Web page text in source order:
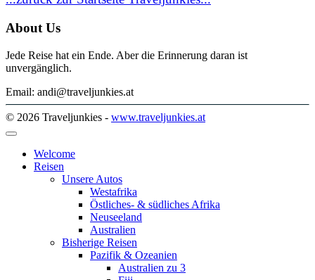
About Us
Jede Reise hat ein Ende. Aber die Erinnerung daran ist
unvergänglich.
Email: andi@traveljunkies.at
© 2026 Traveljunkies - www.traveljunkies.at
Welcome
Reisen
Unsere Autos
Westafrika
Östliches- & südliches Afrika
Neuseeland
Australien
Bisherige Reisen
Pazifik & Ozeanien
Australien zu 3